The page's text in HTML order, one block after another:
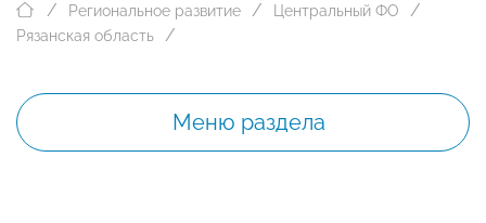
Региональное развитие
Центральный ФО
Рязанская область
Меню раздела